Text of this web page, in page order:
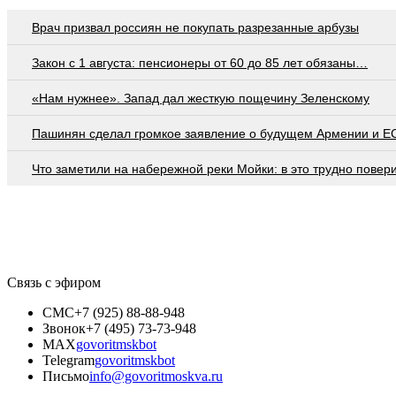
Врач призвал россиян не покупать разрезанные арбузы
Закон с 1 августа: пенсионеры от 60 до 85 лет обязаны…
«Нам нужнее». Запад дал жесткую пощечину Зеленскому
Пашинян сделал громкое заявление о будущем Армении и
Что заметили на набережной реки Мойки: в это трудно
Связь с эфиром
СМС+7 (925) 88-88-948
Звонок+7 (495) 73-73-948
MAXgovoritmskbot
Telegramgovoritmskbot
Письмоinfo@govoritmoskva.ru